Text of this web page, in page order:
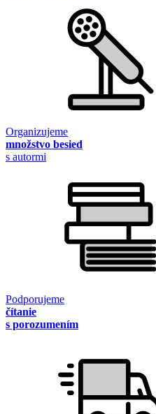
Organizujeme
množstvo besied
s autormi
Podporujeme
čítanie
s porozumením